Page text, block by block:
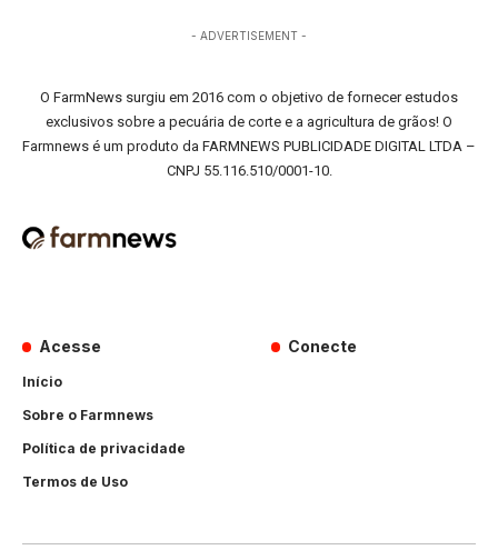
- ADVERTISEMENT -
O FarmNews surgiu em 2016 com o objetivo de fornecer estudos
exclusivos sobre a pecuária de corte e a agricultura de grãos! O
Farmnews é um produto da FARMNEWS PUBLICIDADE DIGITAL LTDA –
CNPJ 55.116.510/0001-10.
Acesse
Início
Sobre o Farmnews
Política de privacidade
Termos de Uso
Conecte